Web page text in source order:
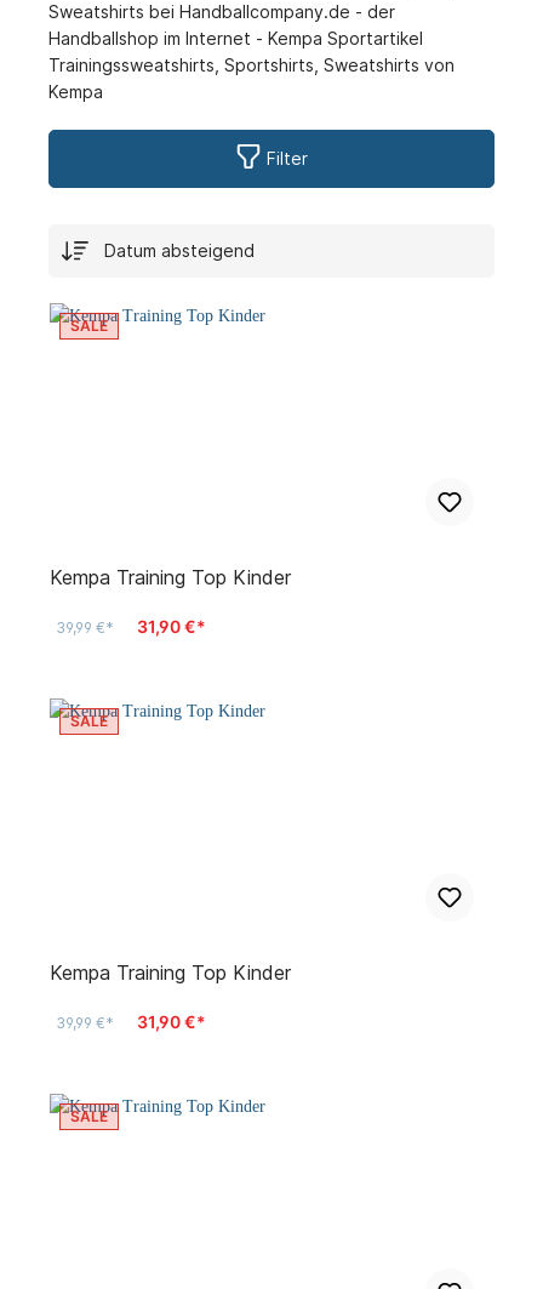
Sweatshirts bei Handballcompany.de - der
Handballshop im Internet - Kempa Sportartikel
Trainingssweatshirts, Sportshirts, Sweatshirts von
Kempa
Filter
SALE
Kempa Training Top Kinder
39,99 €* 31,90 €*
SALE
Kempa Training Top Kinder
39,99 €* 31,90 €*
SALE